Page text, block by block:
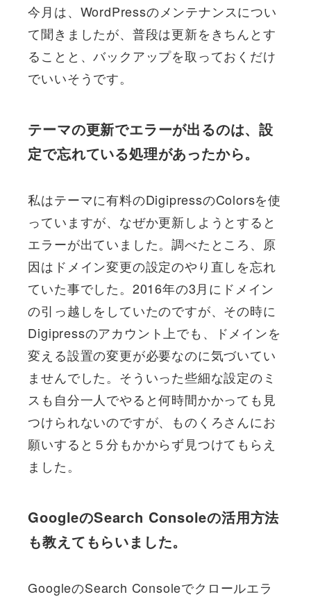
今月は、WordPressのメンテナンスについ
て聞きましたが、普段は更新をきちんとす
ることと、バックアップを取っておくだけ
でいいそうです。
テーマの更新でエラーが出るのは、設
定で忘れている処理があったから。
私はテーマに有料のDigipressのColorsを使
っていますが、なぜか更新しようとすると
エラーが出ていました。調べたところ、原
因はドメイン変更の設定のやり直しを忘れ
ていた事でした。2016年の3月にドメイン
の引っ越しをしていたのですが、その時に
Digipressのアカウント上でも、ドメインを
変える設置の変更が必要なのに気づいてい
ませんでした。そういった些細な設定のミ
スも自分一人でやると何時間かかっても見
つけられないのですが、ものくろさんにお
願いすると５分もかからず見つけてもらえ
ました。
GoogleのSearch Consoleの活用方法
も教えてもらいました。
GoogleのSearch Consoleでクロールエラ